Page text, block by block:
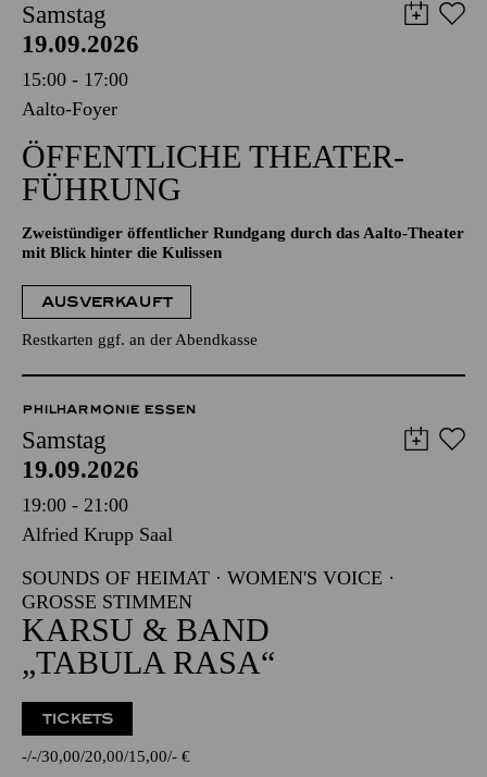
Samstag
19.09.2026
15:00 - 17:00
Aalto-Foyer
ÖFFENTLICHE THEATER­
FÜHRUNG
Zweistündiger öffentlicher Rundgang durch das Aalto-Theater
mit Blick hinter die Kulissen
AUSVERKAUFT
Restkarten ggf. an der Abendkasse
PHILHARMONIE ESSEN
Samstag
19.09.2026
19:00 - 21:00
Alfried Krupp Saal
SOUNDS OF HEIMAT · WOMEN'S VOICE ·
GROSSE STIMMEN
KARSU & BAND
„TABULA RASA“
TICKETS
- - 30,00 20,00 15,00 - €